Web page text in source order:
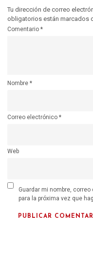
Tu dirección de correo
obligatorios están marcados
Comentario *
Nombre *
Correo electrónico *
Web
Guardar mi nombre,
para la próxima vez que